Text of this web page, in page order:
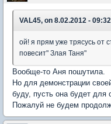
VAL45, on 8.02.2012 -
ой! я прям уже трясусь от
повесит" Злая Таня"
Вообще-то Аня пошутила.
Но для демонстрации
буду, пусть она будет
Пожалуй не будем